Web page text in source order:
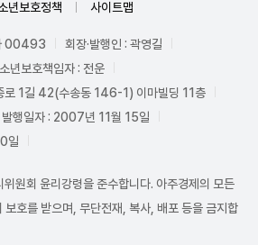
년보호정책 사이트맵
00493
회장·발행인 : 곽영길
년보호책임자 : 전운
로 1길 42(수송동 146-1) 이마빌딩 11층
발행일자 : 2007년 11월 15일
일
원회 윤리강령을 준수합니다. 아주경제의 모든
호를 받으며, 무단전재, 복사, 배포 등을 금지합